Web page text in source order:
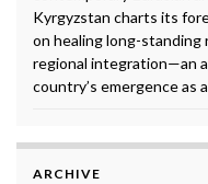
Kyrgyzstan charts its
on healing long-
regional integration—an
country’s emergence as
ARCHIVE